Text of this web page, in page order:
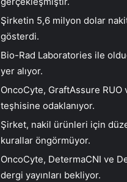
Şirketin 5,6 milyon dolar
gösterdi.
Bio-Rad Laboratories ile
yer alıyor.
OncoCyte, GraftAssure
teşhisine odaklanıyor.
Şirket, nakil ürünleri için
kurallar öngörmüyor.
OncoCyte, DetermaCNI ve
dergi yayınları bekliyor.